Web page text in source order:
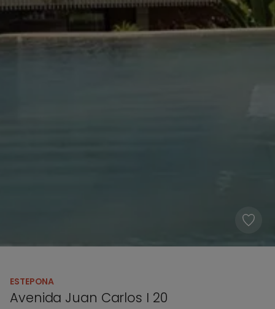
ESTEPONA
Avenida Juan Carlos I 20